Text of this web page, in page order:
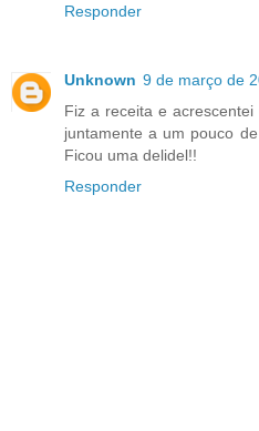
Responder
Unknown 9 de março de
Fiz a receita e
juntamente a um pouco
Ficou uma delidel!!
Responder